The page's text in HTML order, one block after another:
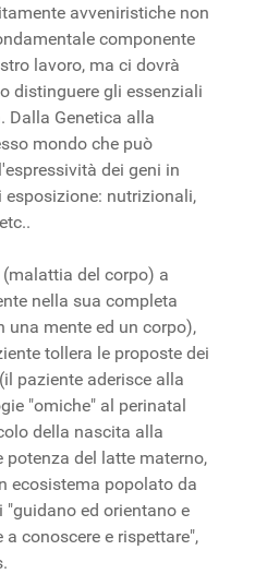
avveniristiche non
componente
lavoro, ma ci dovrà
distinguere gli essenziali
Dalla Genetica alla
mondo che può
dei geni in
nutrizionali,
del corpo) a
nella sua completa
mente ed un corpo),
tollera le proposte dei
paziente aderisce alla
"omiche" al perinatal
della nascita alla
del latte materno,
ecosistema popolato da
ed orientano e
conoscere e rispettare",